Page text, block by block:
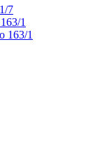
7
1
163/1